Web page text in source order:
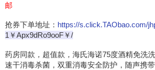
邮
抢券下单地址： https://s.click.TAObao.com/
1￥Apx9dRo9ooF￥/
药房同款，超值款，海氏海诺75度酒精免洗
速干消毒杀菌，双重消毒安全防护，随声携